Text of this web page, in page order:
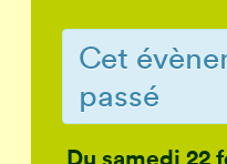
Cet
passé
Du samedi 22